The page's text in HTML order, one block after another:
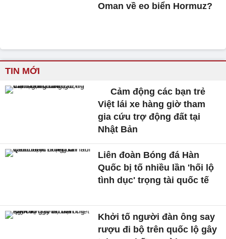
Oman về eo biển Hormuz?
TIN MỚI
Cảm động các bạn trẻ
Việt lái xe hàng giờ tham
gia cứu trợ động đất tại
Nhật Bản
Liên đoàn Bóng đá Hàn
Quốc bị tố nhiều lần 'hối lộ
tình dục' trọng tài quốc tế
Khởi tố người đàn ông say
rượu đi bộ trên quốc lộ gây